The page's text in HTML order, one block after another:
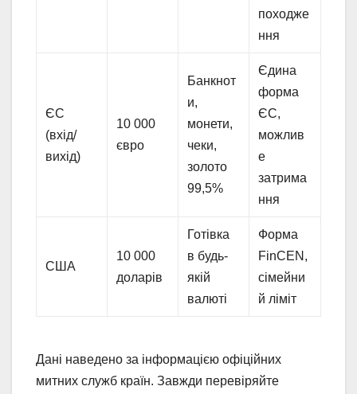
походже
ння
ЄС
(вхід/
вихід)
10 000
євро
Банкнот
и,
монети,
чеки,
золото
99,5%
Єдина
форма
ЄС,
можлив
е
затрима
ння
США
10 000
доларів
Готівка
в будь-
якій
валюті
Форма
FinCEN,
сімейни
й ліміт
Дані наведено за інформацією офіційних
митних служб країн. Завжди перевіряйте